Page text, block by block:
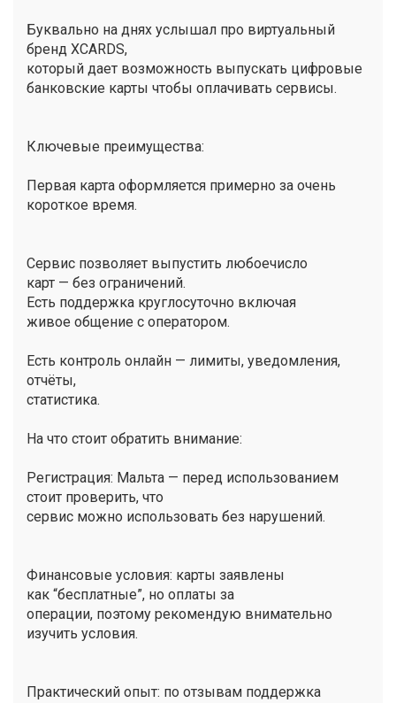
Буквально на днях услышал про виртуальный
бренд XCARDS,
который дает возможность выпускать цифровые
банковские карты чтобы оплачивать сервисы.
Ключевые преимущества:
Первая карта оформляется примерно за очень
короткое время.
Сервис позволяет выпустить любоечисло
карт — без ограничений.
Есть поддержка круглосуточно включая
живое общение с оператором.
Есть контроль онлайн — лимиты, уведомления,
отчёты,
статистика.
На что стоит обратить внимание:
Регистрация: Мальта — перед использованием
стоит проверить, что
сервис можно использовать без нарушений.
Финансовые условия: карты заявлены
как “бесплатные”, но оплаты за
операции, поэтому рекомендую внимательно
изучить условия.
Практический опыт: по отзывам поддержка